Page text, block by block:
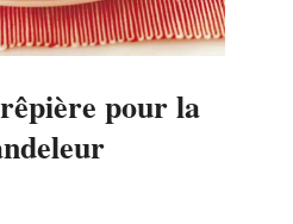
pour la